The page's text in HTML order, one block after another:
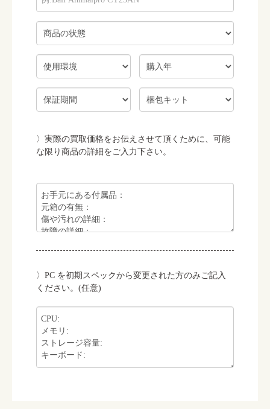
実際の買取価格をお伝えさせて頂くために、可能
な限り商品の詳細をご入力下さい。
PC を初期スペックから変更された方のみご記入
ください。(任意)